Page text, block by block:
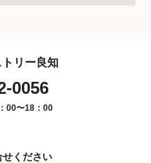
リー良知
0056
00〜18：00
せください